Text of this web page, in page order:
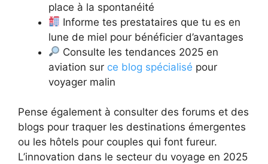
place à la spontanéité
Informe tes prestataires que tu es en
lune de miel pour bénéficier d’avantages
Consulte les tendances 2025 en
aviation sur ce blog spécialisé pour
voyager malin
Pense également à consulter des forums et des
blogs pour traquer les destinations émergentes
ou les hôtels pour couples qui font fureur.
L’innovation dans le secteur du voyage en 2025